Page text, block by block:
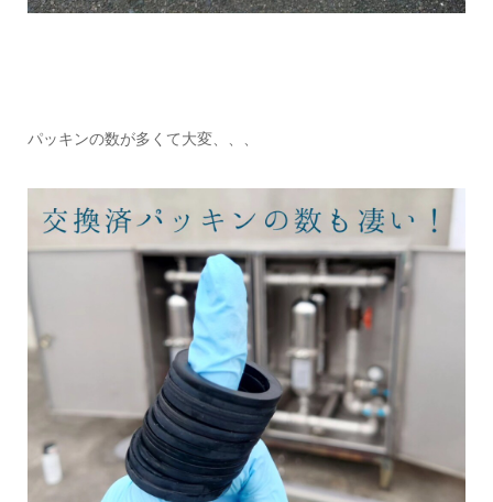
パッキンの数が多くて大変、、、